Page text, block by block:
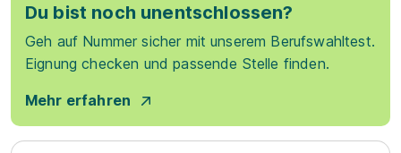
Du bist noch unentschlossen?
Geh auf Nummer sicher mit unserem Berufswahltest.
Eignung checken und passende Stelle finden.
Mehr erfahren